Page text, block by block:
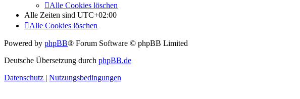
Alle Cookies löschen
Alle Zeiten sind UTC+02:00
Alle Cookies löschen
Powered by phpBB® Forum Software © phpBB Limited
Deutsche Übersetzung durch phpBB.de
Datenschutz | Nutzungsbedingungen